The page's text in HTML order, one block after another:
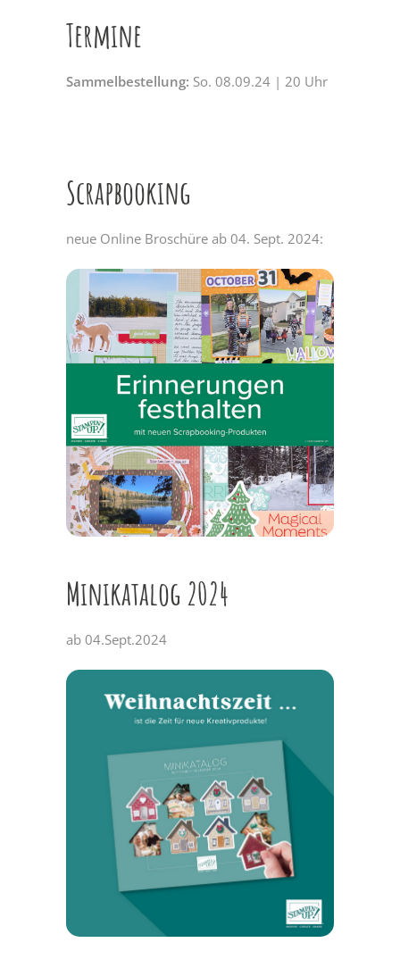
Termine
Sammelbestellung: So. 08.09.24 | 20 Uhr
Scrapbooking
neue Online Broschüre ab 04. Sept. 2024:
Minikatalog 2024
ab 04.Sept.2024